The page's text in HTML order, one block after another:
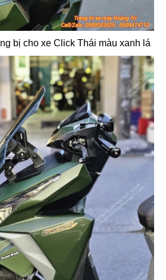
bị cho xe Click Thái màu xanh lá